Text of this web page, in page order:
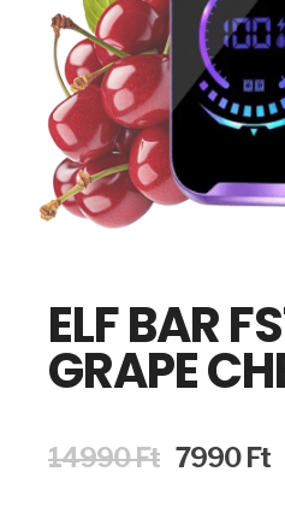
ELF BAR
GRAPE
14990Ft Original
7990 Ft